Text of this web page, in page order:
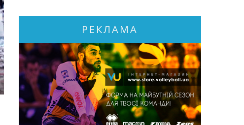
РЕКЛАМА